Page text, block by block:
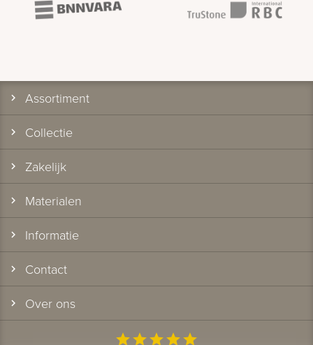
Assortiment
Collectie
Zakelijk
Materialen
Informatie
Contact
Over ons
starstarstarstarstar